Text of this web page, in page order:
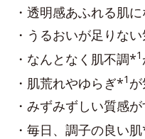
・透明感あふれる肌
・うるおいが足りな
・なんとなく肌不調*1
・肌荒れやゆらぎ*1
・みずみずしい質感が
・毎日、調子の良い